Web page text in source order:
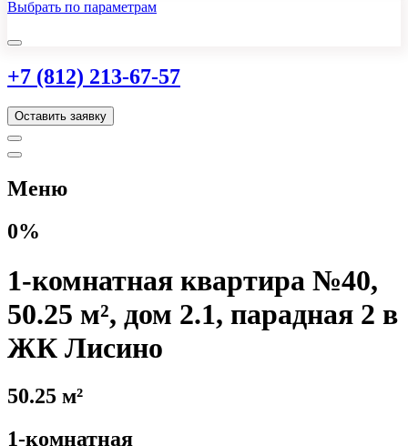
Выбрать по параметрам
+7 (812) 213-67-57
Оставить заявку
Меню
0%
1-комнатная квартира №40,
50.25 м², дом 2.1, парадная 2 в
ЖК Лисино
50.25 м²
1-комнатная